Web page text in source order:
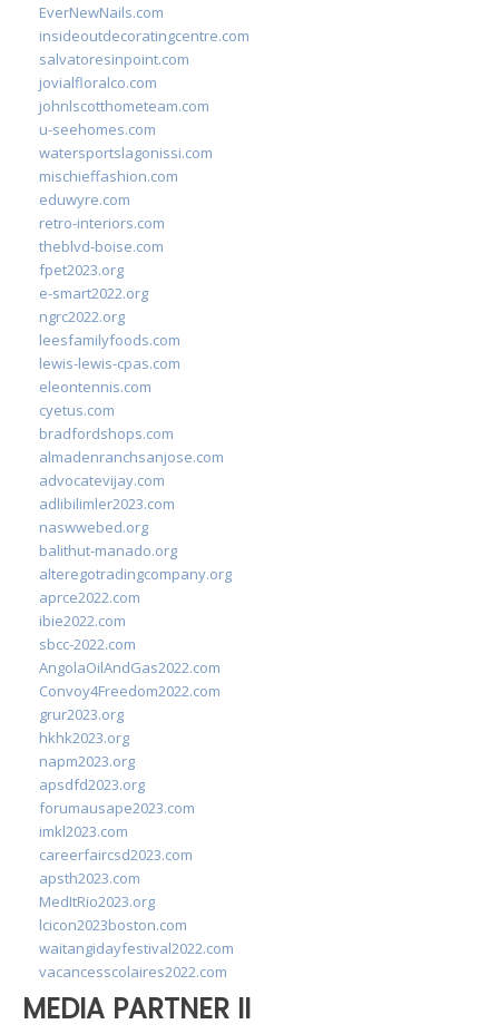
EverNewNails.com
insideoutdecoratingcentre.com
salvatoresinpoint.com
jovialfloralco.com
johnlscotthometeam.com
u-seehomes.com
watersportslagonissi.com
mischieffashion.com
eduwyre.com
retro-interiors.com
theblvd-boise.com
fpet2023.org
e-smart2022.org
ngrc2022.org
leesfamilyfoods.com
lewis-lewis-cpas.com
eleontennis.com
cyetus.com
bradfordshops.com
almadenranchsanjose.com
advocatevijay.com
adlibilimler2023.com
naswwebed.org
balithut-manado.org
alteregotradingcompany.org
aprce2022.com
ibie2022.com
sbcc-2022.com
AngolaOilAndGas2022.com
Convoy4Freedom2022.com
grur2023.org
hkhk2023.org
napm2023.org
apsdfd2023.org
forumausape2023.com
imkl2023.com
careerfaircsd2023.com
apsth2023.com
MedItRio2023.org
lcicon2023boston.com
waitangidayfestival2022.com
vacancesscolaires2022.com
MEDIA PARTNER II